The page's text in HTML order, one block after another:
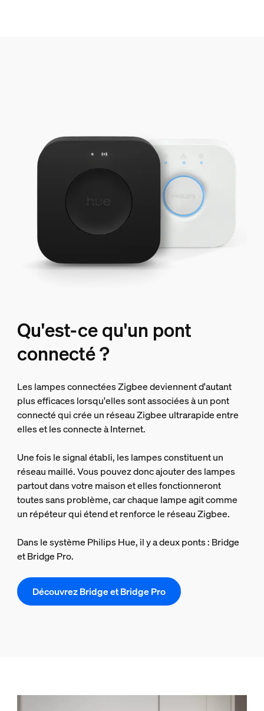
Qu'est-ce qu'un pont
connecté ?
Les lampes connectées Zigbee deviennent d'autant
plus efficaces lorsqu'elles sont associées à un pont
connecté qui crée un réseau Zigbee ultrarapide entre
elles et les connecte à Internet.
Une fois le signal établi, les lampes constituent un
réseau maillé. Vous pouvez donc ajouter des lampes
partout dans votre maison et elles fonctionneront
toutes sans problème, car chaque lampe agit comme
un répéteur qui étend et renforce le réseau Zigbee.
Dans le système Philips Hue, il y a deux ponts : Bridge
et Bridge Pro.
Découvrez Bridge et Bridge Pro